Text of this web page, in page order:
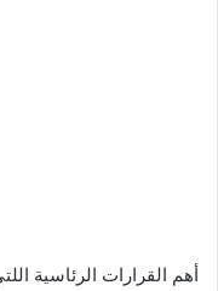
أهم القرارات الرئاسية